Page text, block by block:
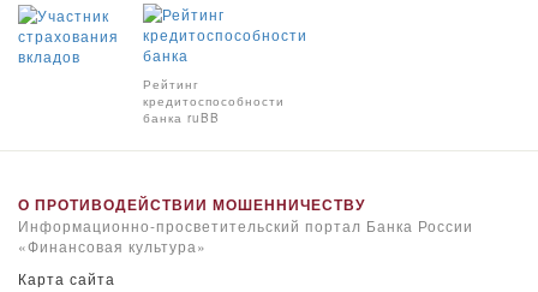
Рейтинг
кредитоспособности
банка ruBB
О ПРОТИВОДЕЙСТВИИ МОШЕННИЧЕСТВУ
Информационно-просветительский портал Банка России
«Финансовая культура»
Карта сайта